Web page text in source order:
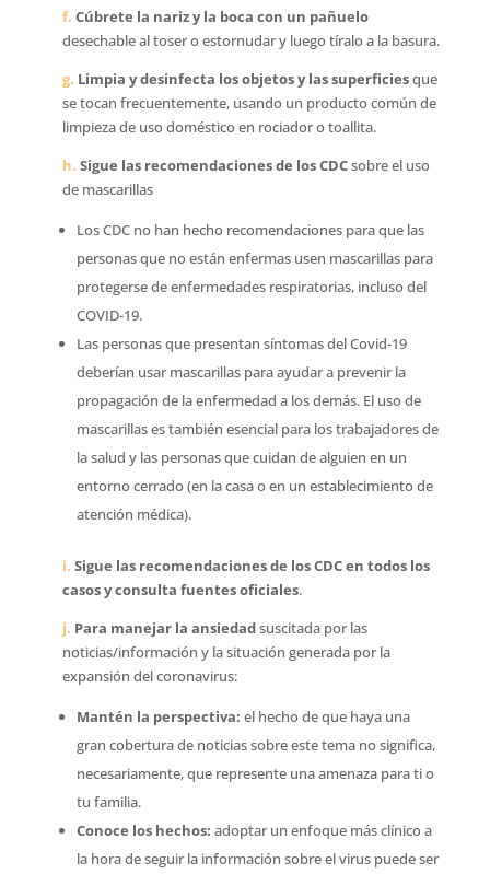
f. Cúbrete la nariz y la boca con un pañuelo
desechable al toser o estornudar y luego tíralo a la basura.
g. Limpia y desinfecta los objetos y las superficiesque
se tocan frecuentemente, usando un producto común de
limpieza de uso doméstico en rociador o toallita.
h. Sigue las recomendaciones de los CDCsobre el uso
de mascarillas
Los CDC no han hecho recomendaciones para que las
personas que no están enfermas usen mascarillas para
protegerse de enfermedades respiratorias, incluso del
COVID-19.
Las personas que presentan síntomas del Covid-19
deberían usar mascarillas para ayudar a prevenir la
propagación de la enfermedad a los demás. El uso de
mascarillas es también esencial para los trabajadores de
la salud y las personas que cuidan de alguien en un
entorno cerrado (en la casa o en un establecimiento de
atención médica).
i. Sigue las recomendaciones de los CDC en todos los
casos y consulta fuentes oficiales.
j. Para manejar la ansiedadsuscitada por las
noticias/información y la situación generada por la
expansión del coronavirus:
Mantén la perspectiva: el hecho de que haya una
gran cobertura de noticias sobre este tema no significa,
necesariamente, que represente una amenaza para ti o
tu familia.
Conoce los hechos: adoptar un enfoque más clínico a
la hora de seguir la información sobre el virus puede ser